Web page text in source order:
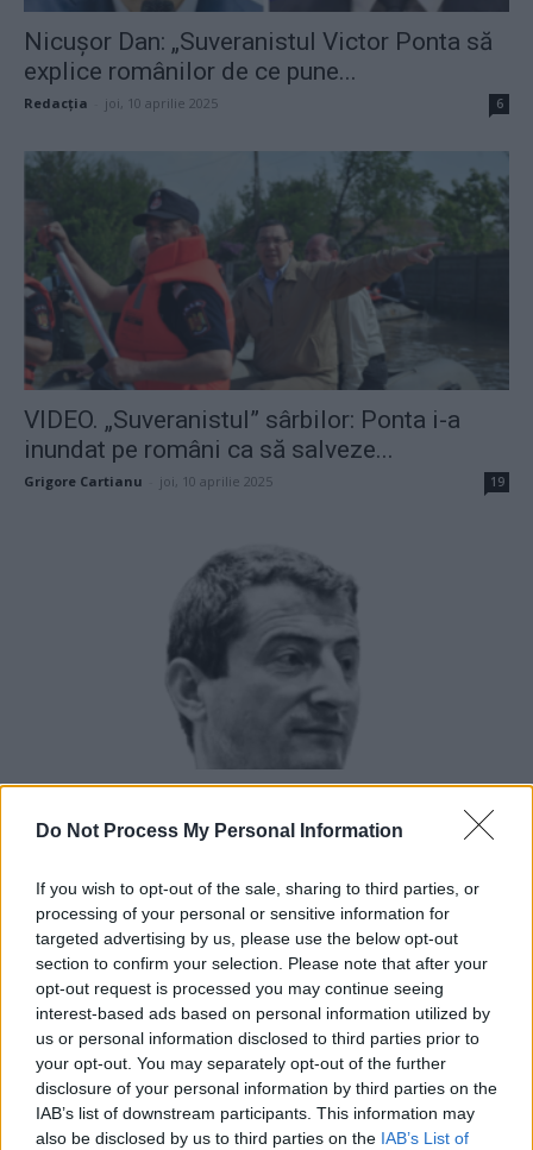
Do Not Process My Personal Information
If you wish to opt-out of the sale, sharing to third parties, or
processing of your personal or sensitive information for
targeted advertising by us, please use the below opt-out
section to confirm your selection. Please note that after your
opt-out request is processed you may continue seeing
interest-based ads based on personal information utilized by
us or personal information disclosed to third parties prior to
your opt-out. You may separately opt-out of the further
disclosure of your personal information by third parties on the
IAB’s list of downstream participants. This information may
also be disclosed by us to third parties on the IAB’s List of
Nicușor Dan: „Suveranistul Victor Ponta să
explice românilor de ce pune...
Redacţia joi, 10 aprilie 2025 6
VIDEO. „Suveranistul” sârbilor: Ponta i-a
inundat pe români ca să salveze...
Grigore Cartianu joi, 10 aprilie 2025 19
chinezească…